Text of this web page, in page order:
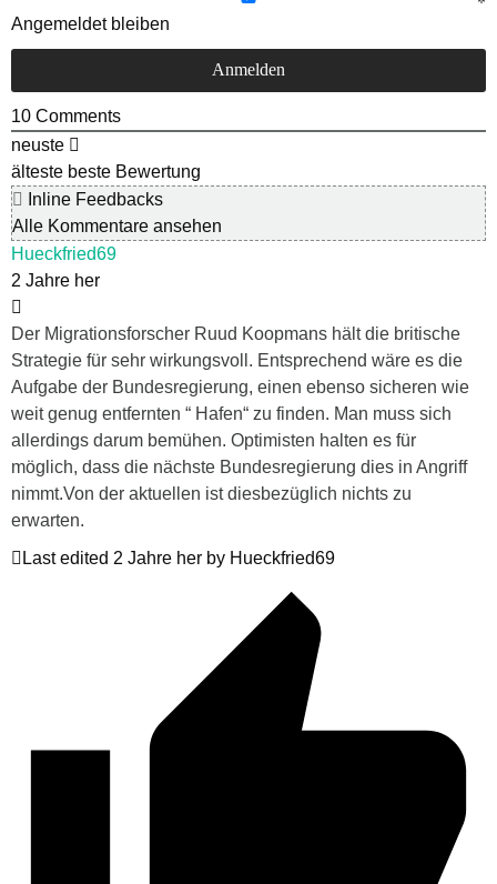
Angemeldet bleiben
10 Comments
neuste
älteste beste Bewertung
Inline Feedbacks
Alle Kommentare ansehen
Hueckfried69
2 Jahre her
Der Migrationsforscher Ruud Koopmans hält die britische
Strategie für sehr wirkungsvoll. Entsprechend wäre es die
Aufgabe der Bundesregierung, einen ebenso sicheren wie
weit genug entfernten “ Hafen“ zu finden. Man muss sich
allerdings darum bemühen. Optimisten halten es für
möglich, dass die nächste Bundesregierung dies in Angriff
nimmt.Von der aktuellen ist diesbezüglich nichts zu
erwarten.
Last edited 2 Jahre her by Hueckfried69